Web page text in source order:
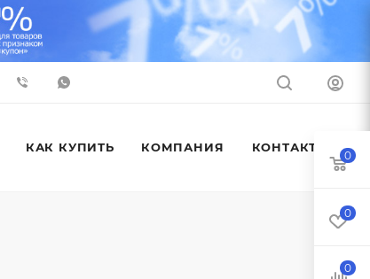
КАК КУПИТЬ КОМПАНИЯ КОНТАКТЫ
0
0
0